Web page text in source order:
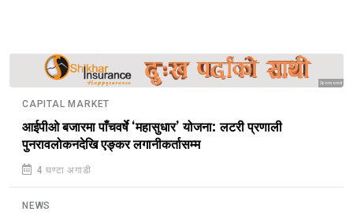
Sponsored
CAPITAL MARKET
आईपीओ बजारमा पाँचवर्षे ‘महासुधार’ योजना: लटरी प्रणाली
पुनरावलोकनदेखि एङ्कर लगानीकर्तासम्म
4 घण्टा अगाडी
NEWS